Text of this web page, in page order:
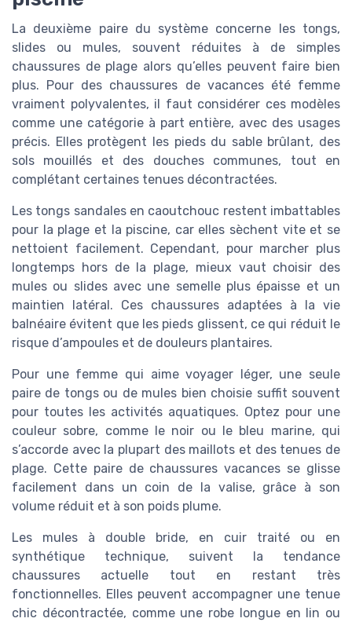
La deuxième paire du système concerne les tongs,
slides ou mules, souvent réduites à de simples
chaussures de plage alors qu’elles peuvent faire bien
plus. Pour des chaussures de vacances été femme
vraiment polyvalentes, il faut considérer ces modèles
comme une catégorie à part entière, avec des usages
précis. Elles protègent les pieds du sable brûlant, des
sols mouillés et des douches communes, tout en
complétant certaines tenues décontractées.
Les tongs sandales en caoutchouc restent imbattables
pour la plage et la piscine, car elles sèchent vite et se
nettoient facilement. Cependant, pour marcher plus
longtemps hors de la plage, mieux vaut choisir des
mules ou slides avec une semelle plus épaisse et un
maintien latéral. Ces chaussures adaptées à la vie
balnéaire évitent que les pieds glissent, ce qui réduit le
risque d’ampoules et de douleurs plantaires.
Pour une femme qui aime voyager léger, une seule
paire de tongs ou de mules bien choisie suffit souvent
pour toutes les activités aquatiques. Optez pour une
couleur sobre, comme le noir ou le bleu marine, qui
s’accorde avec la plupart des maillots et des tenues de
plage. Cette paire de chaussures vacances se glisse
facilement dans un coin de la valise, grâce à son
volume réduit et à son poids plume.
Les mules à double bride, en cuir traité ou en
synthétique technique, suivent la tendance
chaussures actuelle tout en restant très
fonctionnelles. Elles peuvent accompagner une tenue
chic décontractée, comme une robe longue en lin ou